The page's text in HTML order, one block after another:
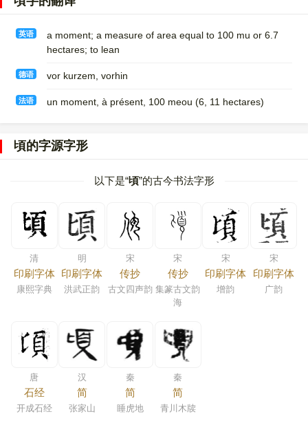
英语
a moment; a measure of area equal to 100 mu or 6.7
hectares; to lean
德语 vor kurzem, vorhin
法语 un moment, à présent, 100 meou (6, 11 hectares)​
頃的字源字形
以下是“頃”的古今书法字形
清
印刷字体
康熙字典
明
印刷字体
洪武正韵
宋
传抄
古文四声韵
宋
传抄
集篆古文韵
海
宋
印刷字体
增韵
宋
印刷字体
广韵
唐
石经
开成石经
汉
简
张家山
秦
简
睡虎地
秦
简
青川木牍